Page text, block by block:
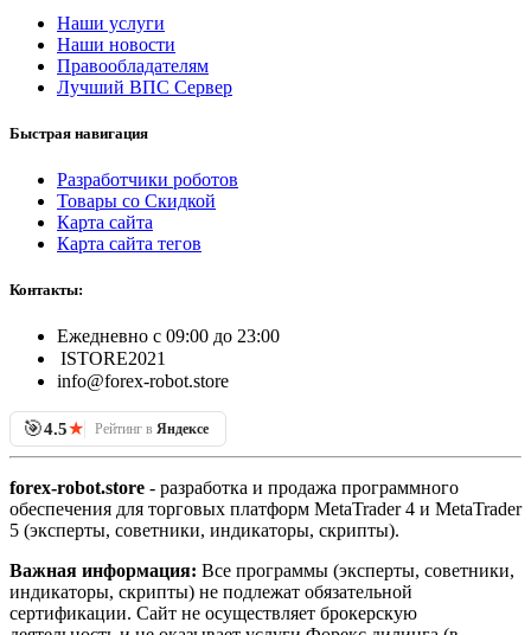
Наши услуги
Наши новости
Правообладателям
Лучший ВПС Сервер
Быстрая навигация
Разработчики роботов
Товары со Скидкой
Карта сайта
Карта сайта тегов
Контакты:
Ежедневно с 09:00 до 23:00
ISTORE2021
info@forex-robot.store
🎯4.5★ Рейтинг в Яндексе
forex-robot.store - разработка и продажа программного
обеспечения для торговых платформ MetaTrader 4 и MetaTrader
5 (эксперты, советники, индикаторы, скрипты).
Важная информация: Все программы (эксперты, советники,
индикаторы, скрипты) не подлежат обязательной
сертификации. Сайт не осуществляет брокерскую